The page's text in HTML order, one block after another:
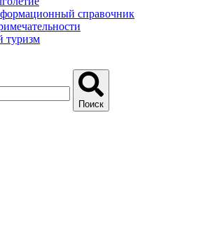
справочник
туризм
Поиск